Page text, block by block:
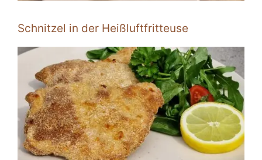
Schnitzel in der Heißluftfritteuse